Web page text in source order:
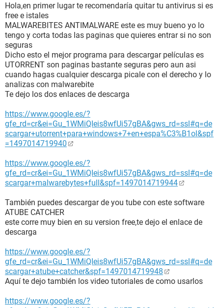
Hola,en primer lugar te recomendaría quitar tu antivirus si es
free e istales
MALWAREBITES ANTIMALWARE este es muy bueno yo lo
tengo y corta todas las paginas que quieres entrar si no son
seguras
Dicho esto el mejor programa para descargar películas es
UTORRENT son paginas bastante seguras pero aun asi
cuando hagas cualquier descarga picale con el derecho y lo
analizas con malwarebite
Te dejo los dos enlaces de descarga
https://www.google.es/?
gfe_rd=cr&ei=Gu_1WMiQIeis8wfUi57gBA&gws_rd=ssl#q=de
scargar+utorrent+para+windows+7+en+espa%C3%B1ol&spf
=1497014719940
https://www.google.es/?
gfe_rd=cr&ei=Gu_1WMiQIeis8wfUi57gBA&gws_rd=ssl#q=de
scargar+malwarebytes+full&spf=1497014719944
También puedes descargar de you tube con este software
ATUBE CATCHER
este corre muy bien en su version free,te dejo el enlace de
descarga
https://www.google.es/?
gfe_rd=cr&ei=Gu_1WMiQIeis8wfUi57gBA&gws_rd=ssl#q=de
scargar+atube+catcher&spf=1497014719948
Aquí te dejo también los video tutoriales de como usarlos
https://www.google.es/?